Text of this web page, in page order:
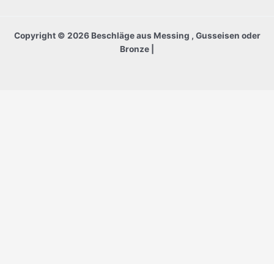
Copyright © 2026 Beschläge aus Messing , Gusseisen oder
Bronze |